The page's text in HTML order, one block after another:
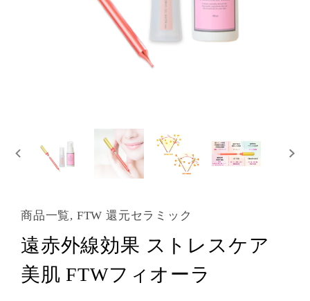
商品一覧, FTW 還元セラミック
遠赤外線効果 ストレスケア
美肌 FTWフィオーラ